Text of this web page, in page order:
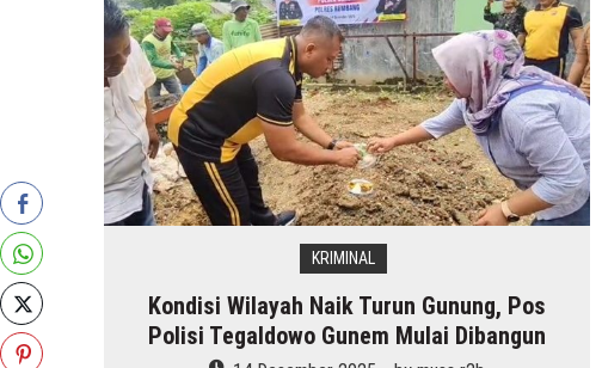
KRIMINAL
Kondisi Wilayah Naik Turun Gunung, Pos
Polisi Tegaldowo Gunem Mulai Dibangun